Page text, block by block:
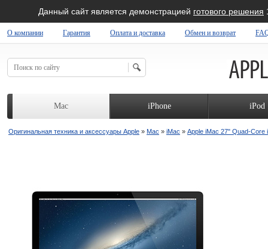
Данный сайт является демонстрацией готового решения
О компании Гарантия Оплата и доставка Обмен и возврат
Mac iPhone iPod
Оригинальная техника и аксессуары Apple » Mac » iMac » Apple iMac 27" Quad-Core